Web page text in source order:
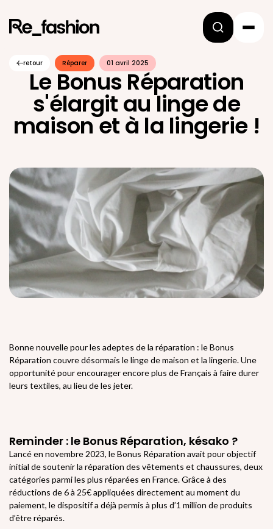
retour Réparer 01 avril 2025
Le Bonus Réparation
s'élargit au linge de
maison et à la lingerie !
Bonne nouvelle pour les adeptes de la réparation : le Bonus
Réparation couvre désormais le linge de maison et la lingerie. Une
opportunité pour encourager encore plus de Français à faire durer
leurs textiles, au lieu de les jeter.
Reminder : le Bonus Réparation, késako ?
Lancé en novembre 2023, le Bonus Réparation avait pour objectif
initial de soutenir la réparation des vêtements et chaussures, deux
catégories parmi les plus réparées en France. Grâce à des
réductions de 6 à 25€ appliquées directement au moment du
paiement, le dispositif a déjà permis à plus d’1 million de produits
d’être réparés.